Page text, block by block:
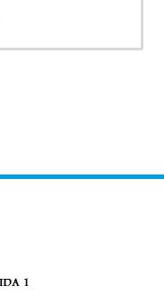
la révision et